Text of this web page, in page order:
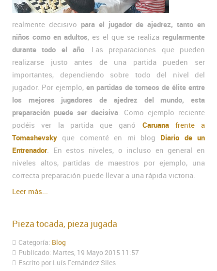
realmente decisivo para el jugador de ajedrez, tanto en
niños como en adultos, es el que se realiza regularmente
durante todo el año. Las preparaciones que pueden
realizarse justo antes de una partida pueden ser
importantes, dependiendo sobre todo del nivel del
jugador. Por ejemplo, en partidas de torneos de élite entre
los mejores jugadores de ajedrez del mundo, esta
preparación puede ser decisiva . Como ejemplo reciente
podéis ver la partida que ganó Caruanafrente a
Tomashevsky que comenté en mi blog Diario de un
Entrenador. En estos niveles, o incluso en general en
niveles altos, partidas de maestros por ejemplo, una
correcta preparación puede llevar a una rápida victoria.
Leer más...
Pieza tocada, pieza jugada
Categoría: Blog
Publicado: Martes, 19 Mayo 2015 11:57
Escrito por Luís Fernández Siles